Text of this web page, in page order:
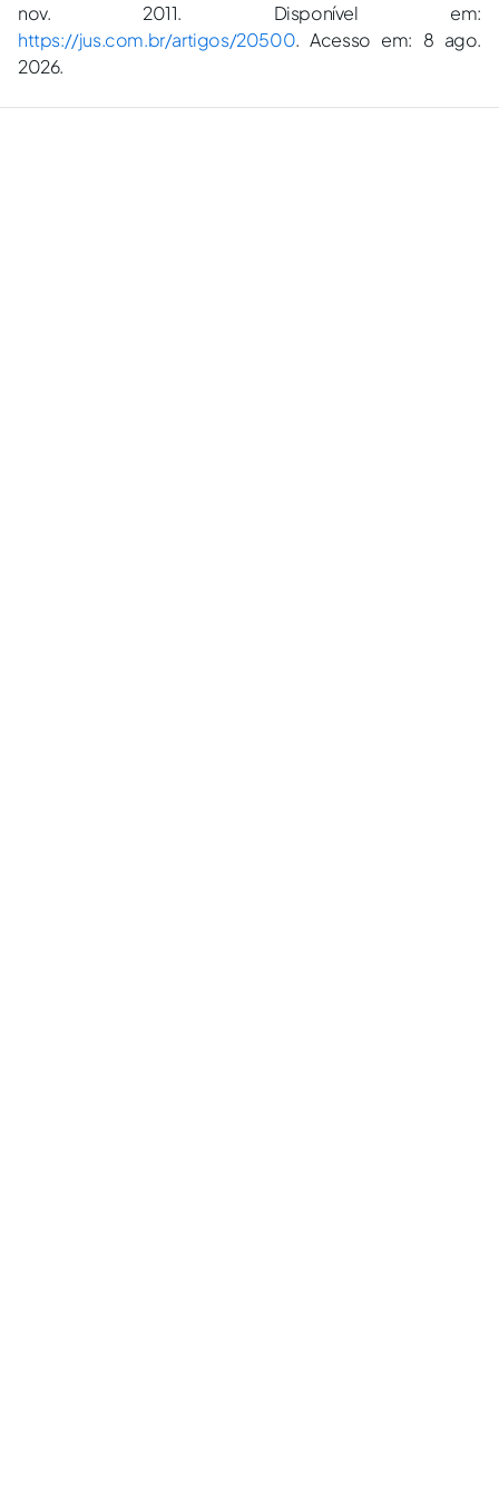
nov. 2011. Disponível em:
https://jus.com.br/artigos/20500. Acesso em: 8 ago.
2026.